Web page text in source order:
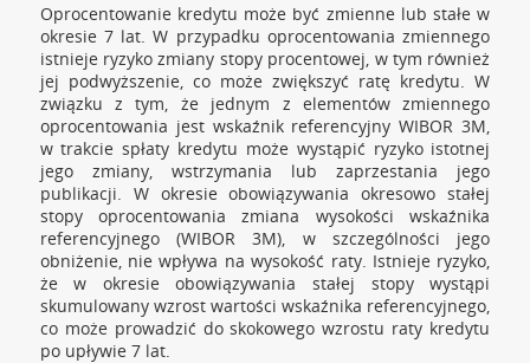
Oprocentowanie kredytu może być zmienne lub stałe w
okresie 7 lat. W przypadku oprocentowania zmiennego
istnieje ryzyko zmiany stopy procentowej, w tym również
jej podwyższenie, co może zwiększyć ratę kredytu. W
związku z tym, że jednym z elementów zmiennego
oprocentowania jest wskaźnik referencyjny WIBOR 3M,
w trakcie spłaty kredytu może wystąpić ryzyko istotnej
jego zmiany, wstrzymania lub zaprzestania jego
publikacji. W okresie obowiązywania okresowo stałej
stopy oprocentowania zmiana wysokości wskaźnika
referencyjnego (WIBOR 3M), w szczególności jego
obniżenie, nie wpływa na wysokość raty. Istnieje ryzyko,
że w okresie obowiązywania stałej stopy wystąpi
skumulowany wzrost wartości wskaźnika referencyjnego,
co może prowadzić do skokowego wzrostu raty kredytu
po upływie 7 lat.